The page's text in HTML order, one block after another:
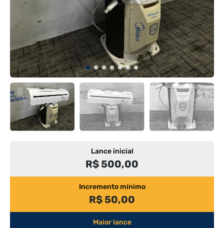
Lance inicial
R$ 500,00
Incremento mínimo
R$ 50,00
Maior lance